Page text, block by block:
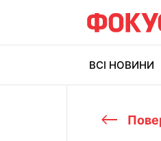
ВСІ НОВИНИ